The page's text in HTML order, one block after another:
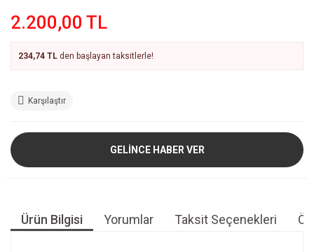
2.200,00 TL
234,74 TL den başlayan taksitlerle!
Karşılaştır
GELİNCE HABER VER
Ürün Bilgisi Yorumlar Taksit Seçenekleri